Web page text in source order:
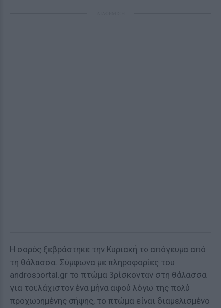
Η σορός ξεβράστηκε την Κυριακή το απόγευμα από
τη θάλασσα. Σύμφωνα με πληροφορίες του
androsportal.gr το πτώμα βρίσκονταν στη θάλασσα
για τουλάχιστον ένα μήνα αφού λόγω της πολύ
προχωρημένης σήψης, το πτώμα είναι διαμελισμένο